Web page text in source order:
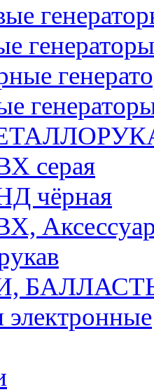
генераторы
серая
чёрная
электронные